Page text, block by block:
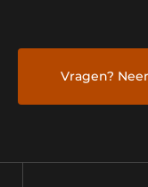
Vragen?